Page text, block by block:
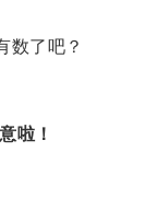
数了吧？
啦！